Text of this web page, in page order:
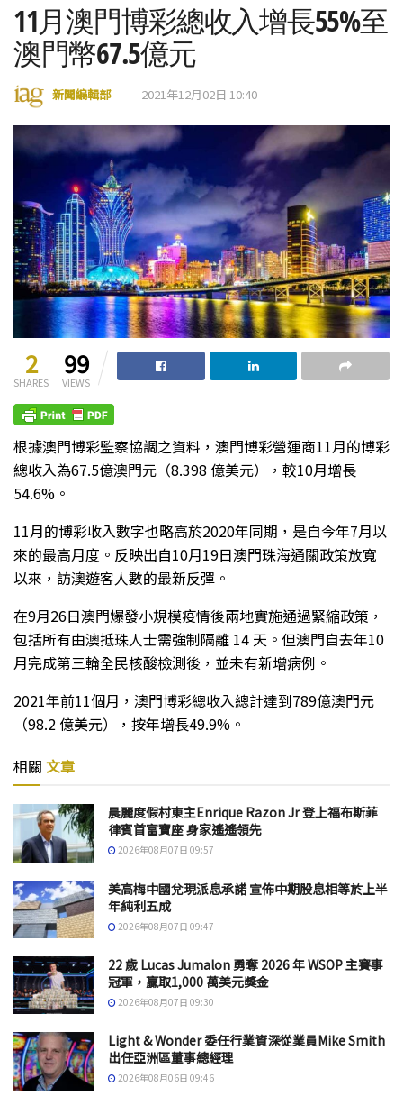
11月澳門博彩總收入增長55%至
澳門幣67.5億元
新聞編輯部 2021年12月02日 10:40
2
SHARES
99
VIEWS
根據澳門博彩監察協調之資料，澳門博彩營運商11月的博彩
總收入為67.5億澳門元（8.398 億美元），較10月增長
54.6%。
11月的博彩收入數字也略高於2020年同期，是自今年7月以
來的最高月度。反映出自10月19日澳門珠海通關政策放寬
以來，訪澳遊客人數的最新反彈。
在9月26日澳門爆發小規模疫情後兩地實施通過緊縮政策，
包括所有由澳抵珠人士需強制隔離 14 天。但澳門自去年10
月完成第三輪全民核酸檢測後，並未有新增病例。
2021年前11個月，澳門博彩總收入總計達到789億澳門元
（98.2 億美元），按年增長49.9%。
相關 文章
晨麗度假村東主Enrique Razon Jr 登上福布斯菲
律賓首富寶座 身家遙遙領先
2026年08月07日 09:57
美高梅中國兌現派息承諾 宣佈中期股息相等於上半
年純利五成
2026年08月07日 09:47
22 歲 Lucas Jumalon 勇奪 2026 年 WSOP 主賽事
冠軍，贏取1,000 萬美元獎金
2026年08月07日 09:30
Light & Wonder 委任行業資深從業員Mike Smith
出任亞洲區董事總經理
2026年08月06日 09:46